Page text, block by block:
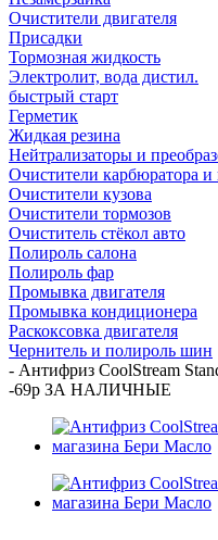
Очистители двигателя
Присадки
Тормозная жидкость
Электролит, вода дистил.
быстрый старт
Герметик
Жидкая резина
Нейтрализаторы и
Очистители карбюратора и
Очистители кузова
Очистители тормозов
Очиститель стёкол авто
Полироль салона
Полироль фар
Промывка двигателя
Промывка кондиционера
Раскоксовка двигателя
Чернитель и полироль шин
- Антифриз CoolStream
-69р ЗА НАЛИЧНЫЕ